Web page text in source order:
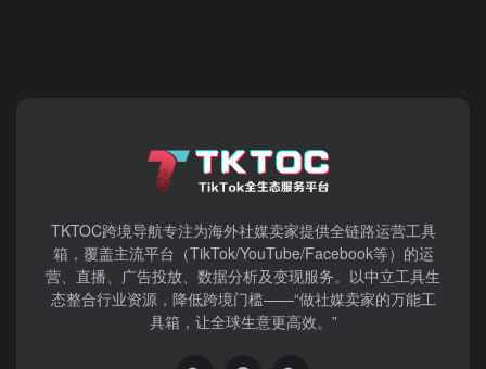
TKTOC跨境导航​专注为海外社媒卖家提供全链路运营工具
箱，覆盖主流平台（TikTok/YouTube/Facebook等）​的运
营、直播、广告投放、数据分析及变现服务。以中立工具生
态整合行业资源，降低跨境门槛——“做社媒卖家的万能工
具箱，让全球生意更高效。”